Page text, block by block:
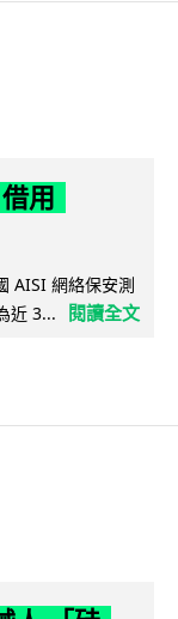
用
AISI 網絡保安測
近 3...
閱讀全文